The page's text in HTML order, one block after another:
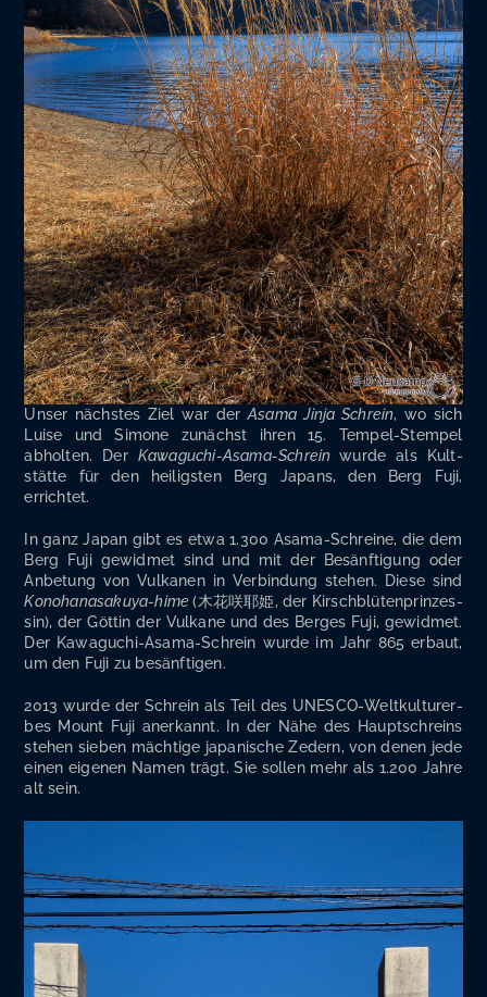
Unser nächs­tes Ziel war derAsa­ma Jin­ja Schrein, wo sich
Lui­se und Simo­ne zunächst ihren 15. Tem­pel-Stem­pel
abhol­ten. Der Kawa­guchi-Asa­ma-Schreinwur­de als Kult­
stät­te für den hei­ligs­ten Berg Japans, den Berg Fuji,
errichtet.
In ganz Japan gibt es etwa 1.300 Asa­ma-Schrei­ne, die dem
Berg Fuji gewid­met sind und mit der Besänf­ti­gung oder
Anbe­tung von Vul­ka­nen in Ver­bin­dung ste­hen. Die­se sind
Kon­oha­na­s­a­ku­ya-hime(木花咲耶姫, der Kirsch­blü­ten­prin­zes­
sin), der Göt­tin der Vul­ka­ne und des Ber­ges Fuji, gewid­met.
Der Kawa­guchi-Asa­ma-Schrein wur­de im Jahr 865 erbaut,
um den Fuji zu besänftigen.
2013 wur­de der Schrein als Teil des UNESCO-Welt­kul­tur­er­
bes Mount Fuji aner­kannt. In der Nähe des Haupt­schreins
ste­hen sie­ben mäch­ti­ge japa­ni­sche Zedern, von denen jede
einen eige­nen Namen trägt. Sie sol­len mehr als 1.200 Jah­re
alt sein.